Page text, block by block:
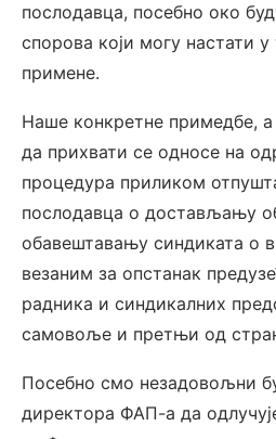
послодавца, посебно око
спорова који могу настати
примене.
Наше конкретне примедбе, а
да прихвати се односе на
процедура приликом
послодавца о достављању
обавештавању синдиката о
везаним за опстанак
радника и синдикалних
самовоље и претњи од
Посебно смо незадовољни
директора ФАП-а да